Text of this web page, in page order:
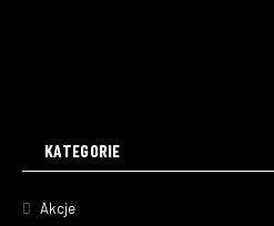
KATEGORIE
Akcje